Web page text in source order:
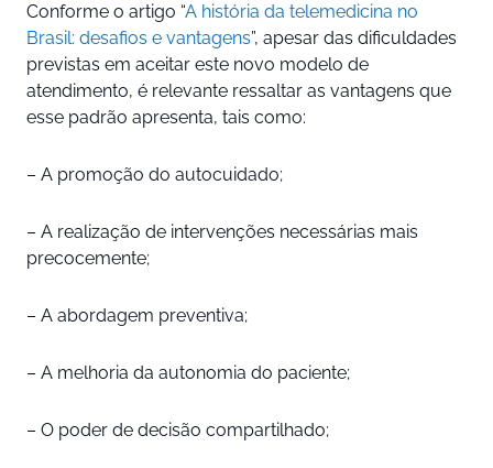
Conforme o artigo “A história da telemedicina no
Brasil: desafios e vantagens”, apesar das dificuldades
previstas em aceitar este novo modelo de
atendimento, é relevante ressaltar as vantagens que
esse padrão apresenta, tais como:
– A promoção do autocuidado;
– A realização de intervenções necessárias mais
precocemente;
– A abordagem preventiva;
– A melhoria da autonomia do paciente;
– O poder de decisão compartilhado;